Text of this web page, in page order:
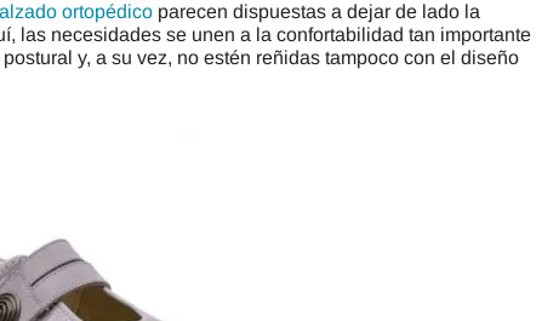
ortopédico parecen dispuestas a dejar de lado la
las necesidades se unen a la confortabilidad tan importante
y, a su vez, no estén reñidas tampoco con el diseño